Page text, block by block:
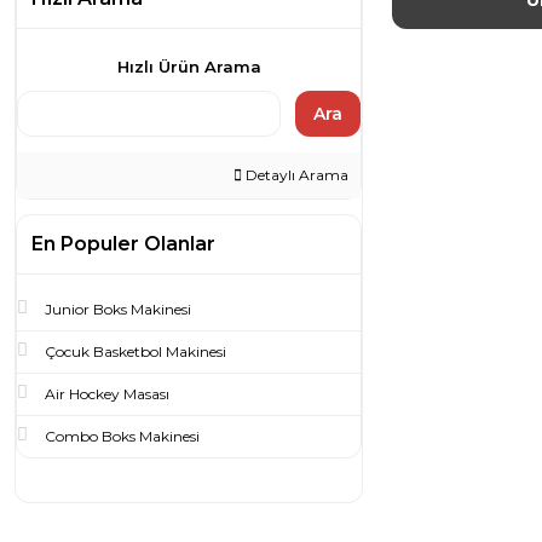
Hızlı Ürün Arama
Ara
Detaylı Arama
En Populer Olanlar
Junior Boks Makinesi
Çocuk Basketbol Makinesi
Air Hockey Masası
Combo Boks Makinesi